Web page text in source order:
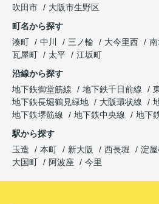
吹田市
大阪市生野区
町名から探す
湊町
中川 三ノ輪 大今里西
瓦屋町
太平
江坂町
沿線から探す
地下鉄御堂筋線
地下鉄千日前線
地下鉄長堀鶴見緑地
大阪環状線
地下鉄堺筋線
地下鉄中央線 地下
駅から探す
玉造
本町 新大阪 西長堀 淀屋
大国町
阿波座 今里